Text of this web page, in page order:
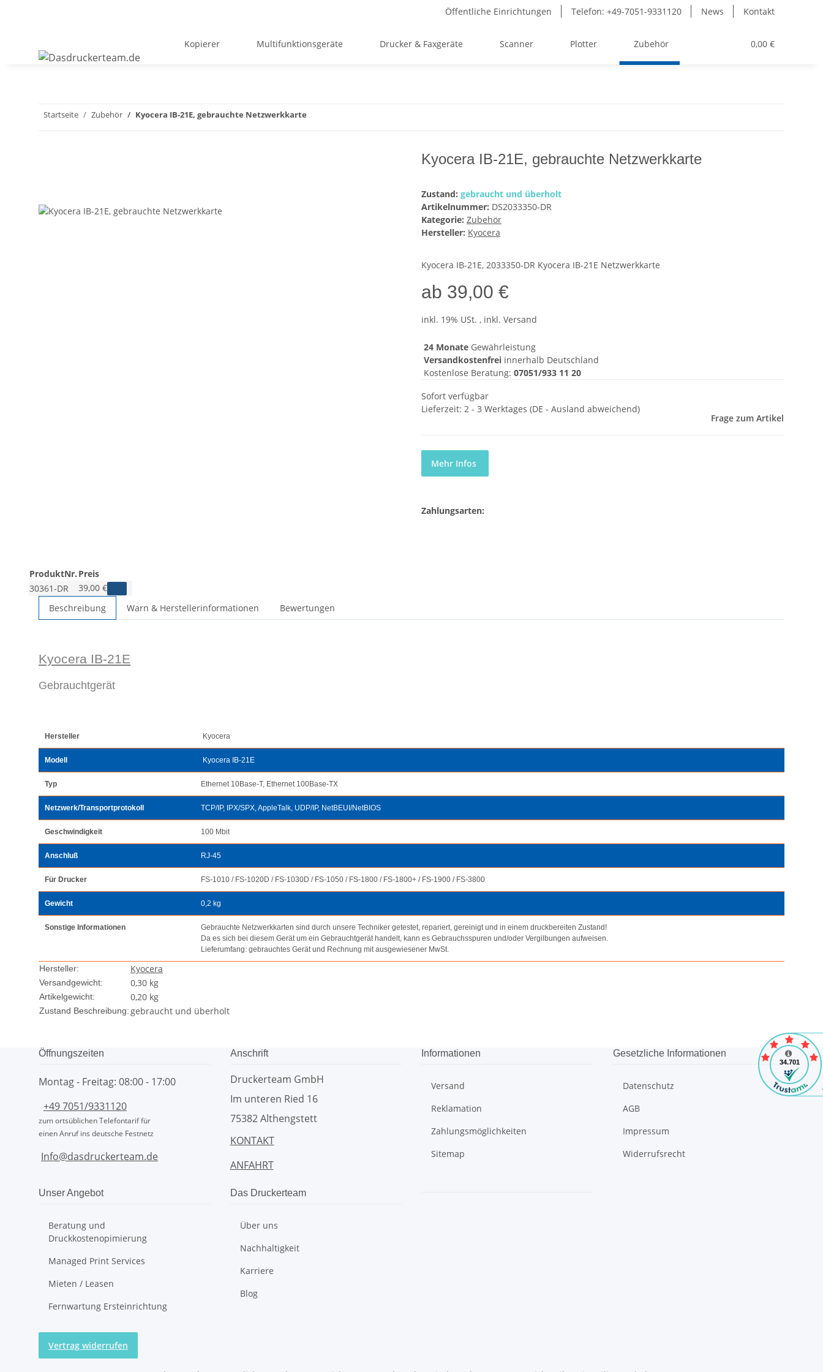
Öffentliche Einrichtungen Telefon: +49-7051-9331120 News Kontakt
0,00 €
Kopierer Multifunktionsgeräte Drucker & Faxgeräte Scanner Plotter Zubehör
Startseite Zubehör Kyocera IB-21E, gebrauchte Netzwerkkarte
Kyocera IB-21E, gebrauchte Netzwerkkarte
Zustand: gebraucht und überholt
Artikelnummer: DS2033350-DR
Kategorie: Zubehör
Hersteller: Kyocera
Kyocera IB-21E, 2033350-DR Kyocera IB-21E Netzwerkkarte
ab 39,00 €
inkl. 19% USt. , inkl. Versand
24 Monate Gewährleistung
Versandkostenfrei innerhalb Deutschland
Kostenlose Beratung: 07051/933 11 20
Sofort verfügbar
Lieferzeit: 2 - 3 Werktages (DE - Ausland abweichend)
Frage zum Artikel
Mehr Infos
Zahlungsarten:
ProduktNr. Preis
30361-DR
39,00 €
Beschreibung
Warn & Herstellerinformationen Bewertungen
Kyocera IB-21E
Gebrauchtgerät
Hersteller Kyocera
Modell Kyocera IB-21E
Typ Ethernet 10Base-T, Ethernet 100Base-TX
Netzwerk/Transportprotokoll TCP/IP, IPX/SPX, AppleTalk, UDP/IP, NetBEUI/NetBIOS
Geschwindigkeit 100 Mbit
Anschluß RJ-45
Für Drucker FS-1010 / FS-1020D / FS-1030D / FS-1050 / FS-1800 / FS-1800+ / FS-1900 / FS-3800
Gewicht 0,2 kg
Sonstige Informationen
Gebrauchte Netzwerkkarten sind durch unsere Techniker getestet, repariert, gereinigt und in einem druckbereiten Zustand!
Da es sich bei diesem Gerät um ein Gebrauchtgerät handelt, kann es Gebrauchsspuren und/oder Vergilbungen aufweisen.
Lieferumfang: gebrauchtes Gerät und Rechnung mit ausgewiesener MwSt.
Hersteller: Kyocera
Versandgewicht: 0,30 kg
Artikelgewicht: 0,20 kg
Zustand Beschreibung:gebraucht und überholt
Öffnungszeiten
Montag - Freitag: 08:00 - 17:00
+49 7051/9331120
zum ortsüblichen Telefontarif für
einen Anruf ins deutsche Festnetz
Info@dasdruckerteam.de
Anschrift
Druckerteam GmbH
Im unteren Ried 16
75382 Althengstett
KONTAKT
ANFAHRT
Informationen
Versand
Reklamation
Zahlungsmöglichkeiten
Sitemap
Gesetzliche Informationen
Datenschutz
AGB
Impressum
Widerrufsrecht
Unser Angebot
Beratung und
Druckkostenopimierung
Managed Print Services
Mieten / Leasen
Fernwartung Ersteinrichtung
Das Druckerteam
Über uns
Nachhaltigkeit
Karriere
Blog
Vertrag widerrufen